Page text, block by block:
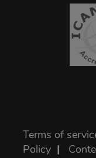
Terms of
Policy |